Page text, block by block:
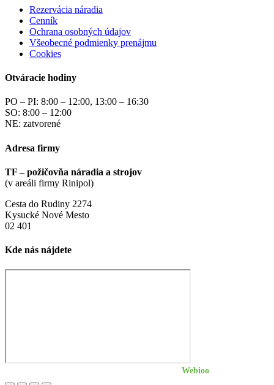
Rezervácia náradia
Cenník
Ochrana osobných údajov
Všeobecné podmienky prenájmu
Cookies
Otváracie hodiny
PO – PI: 8:00 – 12:00, 13:00 – 16:30
SO: 8:00 – 12:00
NE: zatvorené
Adresa firmy
TF – požičovňa náradia a strojov
(v areáli firmy Rinipol)
Cesta do Rudiny 2274
Kysucké Nové Mesto
02 401
Kde nás nájdete
Webioo